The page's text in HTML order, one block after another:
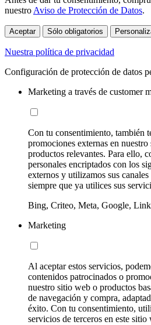
nuestroAviso de Protección de Datos.
Aceptar Sólo obligatorios
Nuestra política de privacidad
Configuración de protección de datos
Marketing a través de customer
Con tu consentimiento, también
promociones externas en
productos relevantes. Para ello,
personales encriptados con los
externos y utilizamos sus
siempre que ya utilices sus
Bing, Criteo, Meta, Google,
Marketing
Al aceptar estos servicios,
contenidos patrocinados o
nuestro sitio web o productos
de navegación y compra,
éxito. Con tu consentimiento,
servicios de terceros en este sitio